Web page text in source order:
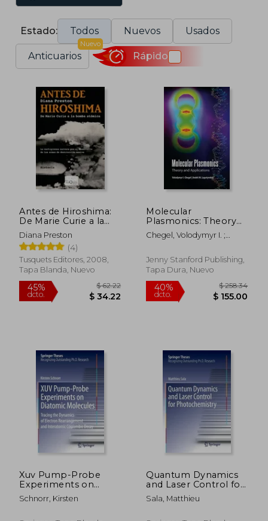
Estado: Todos Nuevos Usados
Anticuarios
Nuevo
Rápido
Antes de Hiroshima:
De Marie Curie a la
Bomba Atomica
Diana Preston
(4)
Tusquets Editores, 2008,
Tapa Blanda, Nuevo
45%
Molecular
Plasmonics: Theory
and Applications (en
Inglés)
Chegel, Volodymyr I. ;
Jenny Stanford Publishing,
Tapa Dura, Nuevo
40%
Xuv Pump-Probe
Experiments on
Diatomic Molecules:
Tracing the Dynamics
Schnorr, Kirsten
Quantum Dynamics
and Laser Control for
Photochemistry (en
Inglés)
Sala, Matthieu